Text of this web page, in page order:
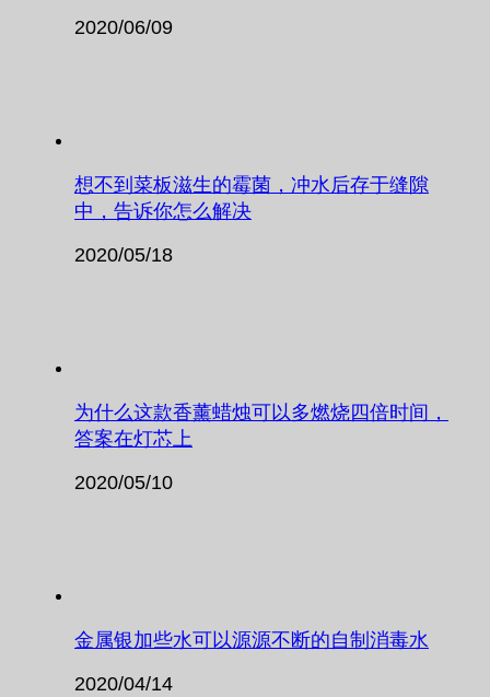
2020/06/09
想不到菜板滋生的霉菌，冲水后存于缝隙
中，告诉你怎么解决
2020/05/18
为什么这款香薰蜡烛可以多燃烧四倍时间，
答案在灯芯上
2020/05/10
金属银加些水可以源源不断的自制消毒水
2020/04/14